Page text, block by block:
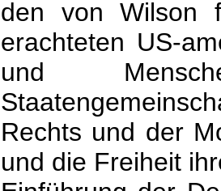
den von Wilson
erachteten US-
und
Rechts und der
und die Freiheit